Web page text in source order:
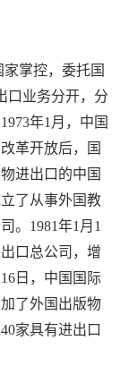
掌控，委托国
口业务分开，分
年1月，中国
革开放后，国
进出口的中国
了从事外国教
。1981年1月1
口总公司，增
日，中国国际
了外国出版物
家具有进出口